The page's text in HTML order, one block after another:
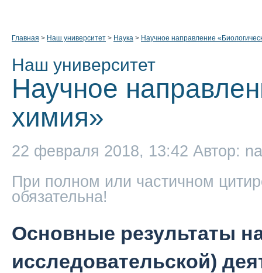
Главная > Наш университет > Наука > Научное направление
Наш университет
Научное
химия»
22 февраля 2018, 13:42 Автор:
При полном или частичном
обязательна!
Основные результаты
исследовательской)